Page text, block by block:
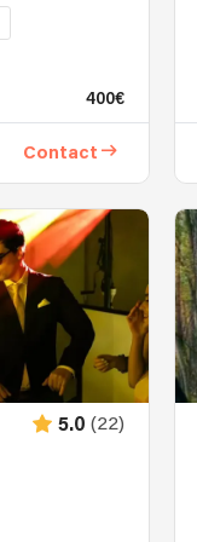
400€
Contact
5.0 (22)